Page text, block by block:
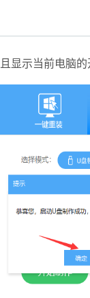
示当前电脑的